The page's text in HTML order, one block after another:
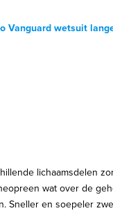
Vanguard wetsuit
lichaamsdelen
wat over de
Sneller en soepeler